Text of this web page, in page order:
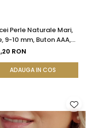
Perle Naturale Mari,
9-10 mm, Buton AAA,
(aur 585), Tip Șurub |
RON
ADAUGA IN COS